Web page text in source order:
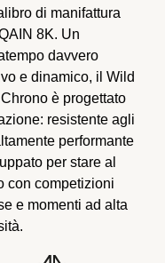
di manifattura
8K. Un
davvero
e dinamico, il Wild
è progettato
resistente agli
performante
per stare al
con competizioni
e momenti ad alta